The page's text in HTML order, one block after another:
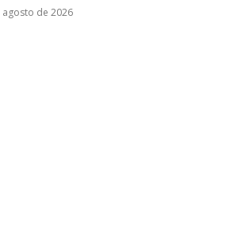
agosto de 2026